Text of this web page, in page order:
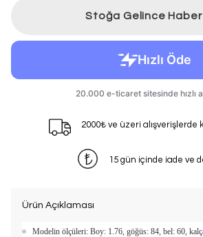
Stoğa Gelince Haber
2000₺ ve üzeri alışverişlerde
15 gün içinde iade ve
Ürün Açıklaması
Modelin ölçüleri: Boy: 1.76, göğüs: 84, bel: 60,